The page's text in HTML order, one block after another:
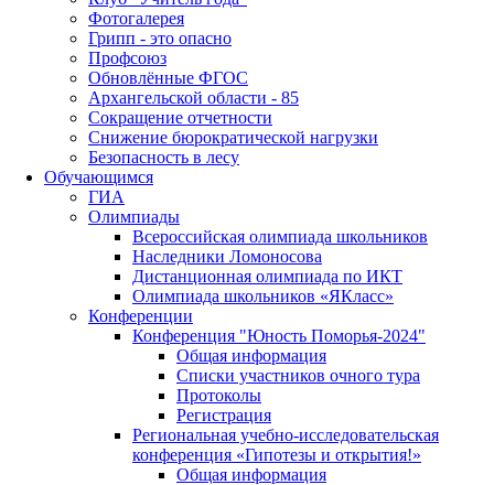
Фотогалерея
Грипп - это опасно
Профсоюз
Обновлённые ФГОС
Архангельской области - 85
Сокращение отчетности
Снижение бюрократической нагрузки
Безопасность в лесу
Обучающимся
ГИА
Олимпиады
Всероссийская олимпиада школьников
Наследники Ломоносова
Дистанционная олимпиада по ИКТ
Олимпиада школьников «ЯКласс»
Конференции
Конференция "Юность Поморья-2024"
Общая информация
Списки участников очного тура
Протоколы
Регистрация
Региональная учебно-исследовательская
конференция «Гипотезы и открытия!»
Общая информация